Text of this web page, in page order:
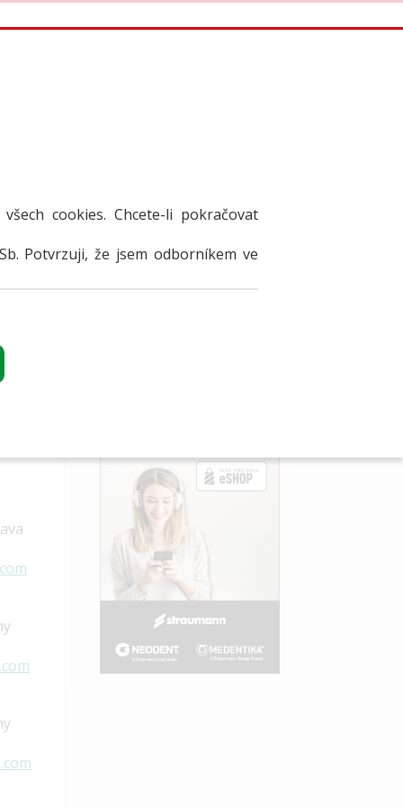
cookies. Chcete-li pokračovat
Potvrzuji, že jsem odborníkem ve